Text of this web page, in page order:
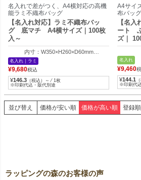
名入れで差がつく、A4横対応の高機
能ラミ不織布バッグ
【名入れ対応】ラミ不織布バッ
グ 底マチ A4横サイズ｜100枚
入～
内寸：W350×H260×D60mm
外寸：W410×H260×D60mm
名入れ｜ラミ
¥9,680税込
¥146.3 （税込）～ ⁄ 1枚
※印刷代込・版代別途
A4サイ
布バッグ
【名
ート
ズ｜
名入れ
¥9,460
¥144.1
※印刷代
並び替え 価格が安い順 価格が高い順 登録順
ラッピングの森のお客様の声